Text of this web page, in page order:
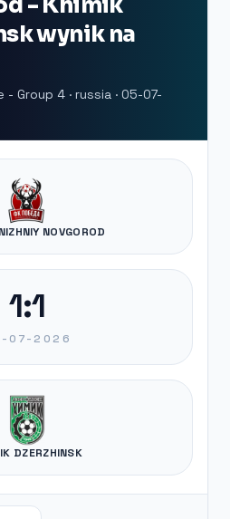
wynik na
Group 4 · russia · 05-07-
NOVGOROD
1:1
07-2026
DZERZHINSK